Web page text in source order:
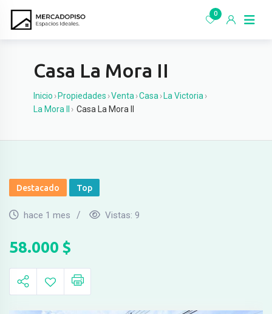
0
Casa La Mora II
Inicio › Propiedades ›Venta ›Casa › La Victoria ›
La Mora II
› Casa La Mora II
Destacado Top
hace 1 mes Vistas: 9
58.000 $